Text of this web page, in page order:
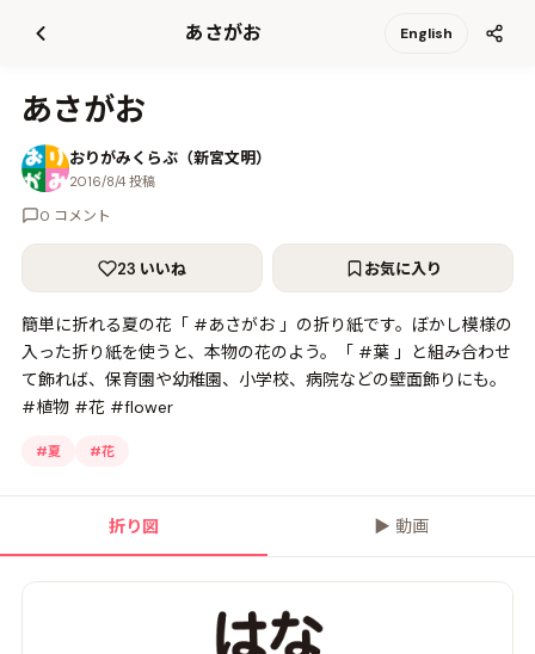
あさがお English
あさがお
おりがみくらぶ（新宮文明）
2016/8/4 投稿
0 コメント
23 いいね お気に入り
簡単に折れる夏の花「 #あさがお 」の折り紙です。ぼかし模様の
入った折り紙を使うと、本物の花のよう。「 #葉 」と組み合わせ
て飾れば、保育園や幼稚園、小学校、病院などの壁面飾りにも。
#植物 #花 #flower
#夏 #花
折り図 ▶ 動画